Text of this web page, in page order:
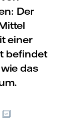
Der
einer
befindet
das
E-